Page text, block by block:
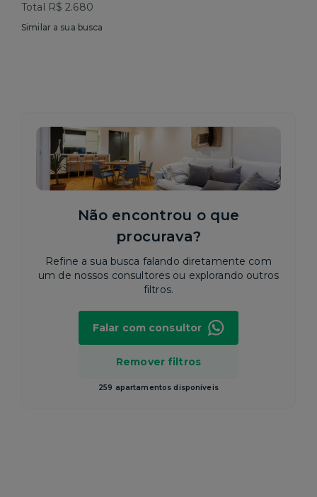
Total R$ 2.680
Similar a sua busca
Não encontrou o que
procurava?
Refine a sua busca falando diretamente com
um de nossos consultores ou explorando outros
filtros.
Remover filtros
259 apartamentos disponíveis
Falar com consultor